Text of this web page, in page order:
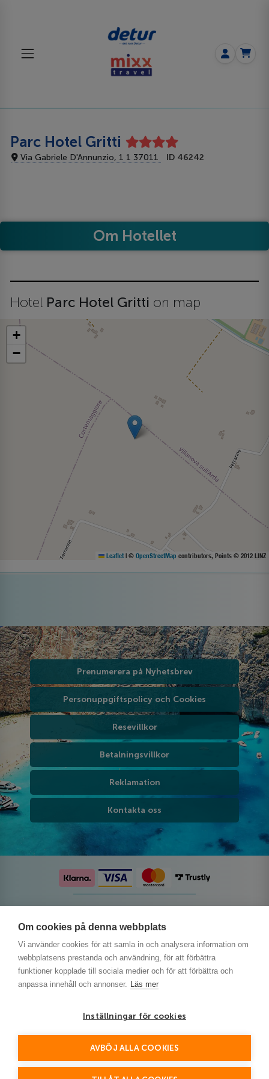
Om cookies på denna webbplats
Vi använder cookies för att samla in och analysera information om
webbplatsens prestanda och användning, för att förbättra
funktioner kopplade till sociala medier och för att förbättra och
anpassa innehåll och annonser. Läs mer
Inställningar för cookies
AVBÖJ ALLA COOKIES
Parc Hotel Gritti
Via Gabriele D'Annunzio, 1 1 37011 ID 46242
Om Hotellet
Hotel Parc Hotel Gritti on map
+
−
Leaflet | © OpenStreetMap contributors, Points © 2012 LINZ
Prenumerera på Nyhetsbrev
Personuppgiftspolicy och Cookies
Resevillkor
Betalningsvillkor
Reklamation
Kontakta oss
This site is protected by reCAPTCHA and the Google
andTerms of Service apply.